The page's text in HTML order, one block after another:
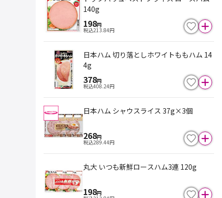
140g
198円
税込213.84円
日本ハム 切り落としホワイトももハム 14
4g
378円
税込408.24円
日本ハム シャウスライス 37g×3個
268円
税込289.44円
丸大 いつも新鮮ロースハム3連 120g
198円